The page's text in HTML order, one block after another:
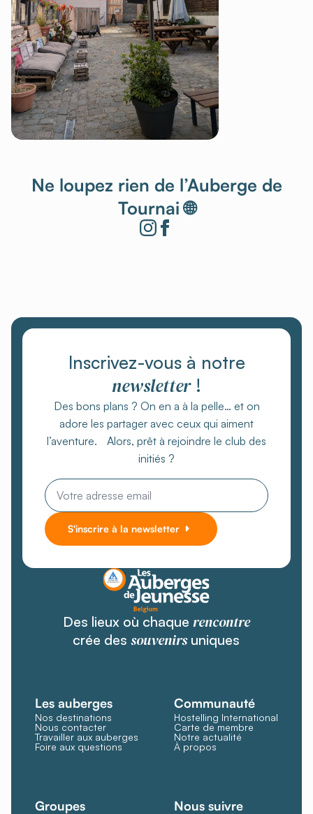
Ne loupez rien de l’Auberge de
Tournai 🌐
Inscrivez-vous à notre
newsletter!
Des bons plans ? On en a à la pelle… et on
adore les partager avec ceux qui aiment
l’aventure. Alors, prêt à rejoindre le club des
initiés ?
Email
S'inscrire à la newsletter
Des lieux où chaque rencontre
crée dessouvenirsuniques
Les auberges
Nos destinations
Nous contacter
Travailler aux auberges
Foire aux questions
Communauté
Hostelling International
Carte de membre
Notre actualité
À propos
Groupes Nous suivre